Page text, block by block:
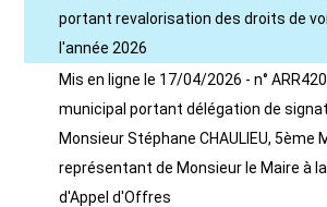
portant revalorisation des droits de
l'année 2026
Mis en ligne le 17/04/2026 - n°
municipal portant délégation de
Monsieur Stéphane CHAULIEU, 5ème
représentant de Monsieur le Maire à
d'Appel d'Offres